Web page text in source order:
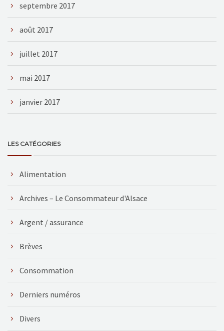
septembre 2017
août 2017
juillet 2017
mai 2017
janvier 2017
LES CATÉGORIES
Alimentation
Archives – Le Consommateur d'Alsace
Argent / assurance
Brèves
Consommation
Derniers numéros
Divers